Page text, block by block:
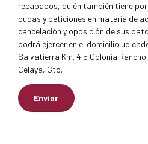
recabados, quién también tiene
dudas y peticiones en materia de
cancelación y oposición de sus
podrá ejercer en el domicilio
Salvatierra Km. 4.5 Colonia
Celaya, Gto.